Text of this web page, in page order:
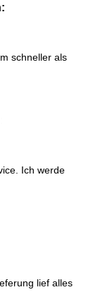
schneller als
Ich werde
lief alles